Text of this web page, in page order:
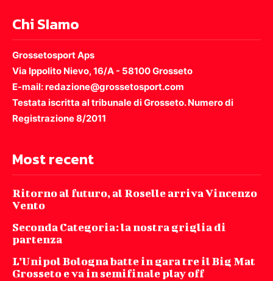
Chi SIamo
Grossetosport Aps
Via Ippolito Nievo, 16/A - 58100 Grosseto
E-mail: redazione@grossetosport.com
Testata iscritta al tribunale di Grosseto. Numero di
Registrazione 8/2011
Most recent
Ritorno al futuro, al Roselle arriva Vincenzo
Vento
Seconda Categoria: la nostra griglia di
partenza
L’Unipol Bologna batte in gara tre il Big Mat
Grosseto e va in semifinale play off